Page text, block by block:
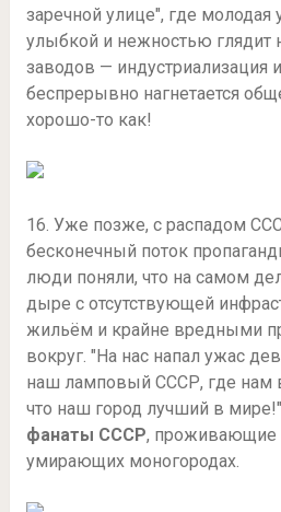
заречной улице", где молодая
улыбкой и нежностью
заводов — индустриализация
беспрерывно нагнетается
хорошо-то как!
16. Уже позже, с распадом
бесконечный поток
люди поняли, что на самом
дыре с отсутствующей
жильём и крайне вредными
вокруг. "На нас напал ужас
наш ламповый СССР, где нам
что наш город лучший в
фанаты СССР, проживающие
умирающих моногородах.